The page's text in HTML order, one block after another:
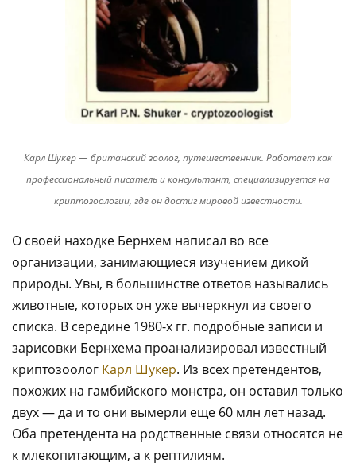
Карл Шукер — британский зоолог, путешественник. Работает как
профессиональный писатель и консультант, специализируется на
криптозоологии, где он достиг мировой известности.
О своей находке Бернхем написал во все
организации, занимающиеся изучением дикой
природы. Увы, в большинстве ответов назывались
животные, которых он уже вычеркнул из своего
списка. В середине 1980-х гг. подробные записи и
зарисовки Бернхема проанализировал известный
криптозоолог Карл Шукер. Из всех претендентов,
похожих на гамбийского монстра, он оставил только
двух — да и то они вымерли еще 60 млн лет назад.
Оба претендента на родственные связи относятся не
к млекопитающим, а к рептилиям.